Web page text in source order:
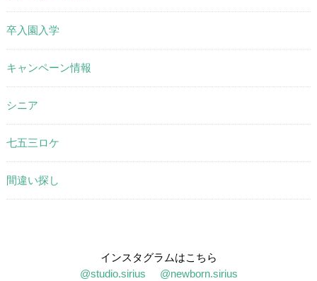
卒入園入学
キャンペーン情報
シニア
七五三ロケ
間違い探し
インスタグラムはこちら
@studio.sirius
@newborn.sirius